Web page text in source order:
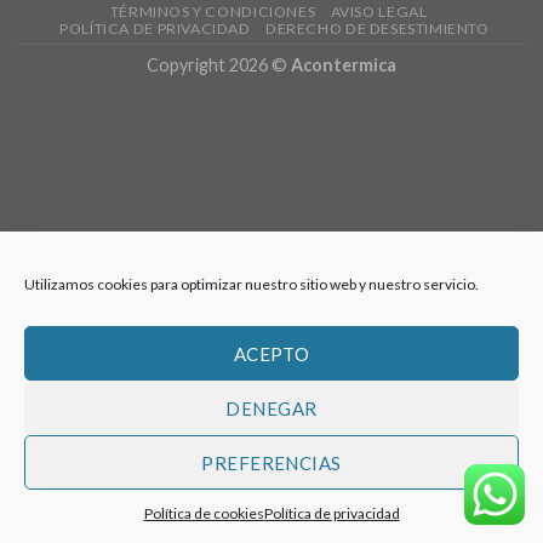
Utilizamos cookies para optimizar nuestro sitio web y nuestro servicio.
ACEPTO
DENEGAR
PREFERENCIAS
Política de cookiesPolítica de privacidad
TÉRMINOS Y CONDICIONES
AVISO LEGAL
POLÍTICA DE PRIVACIDAD
DERECHO DE DESESTIMIENTO
Copyright 2026 © Acontermica